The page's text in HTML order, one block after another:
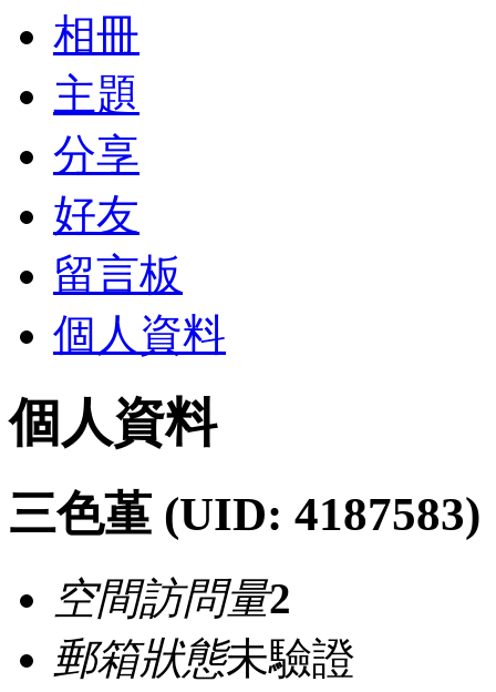
相冊
主題
分享
好友
留言板
個人資料
個人資料
三色堇 (UID: 4187583)
空間訪問量2
郵箱狀態未驗證